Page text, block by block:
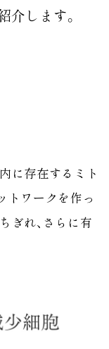
します。
に存在するミト
トワークを作っ
ぎれ、さらに有